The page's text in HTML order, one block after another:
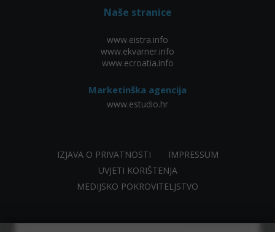
Naše stranice
www.eistra.info
www.ekvarner.info
www.ecroatia.info
Marketinška agencija
www.estudio.hr
IZJAVA O PRIVATNOSTI
IMPRESSUM
UVJETI KORIŠTENJA
MEDIJSKO POKROVITELJSTVO